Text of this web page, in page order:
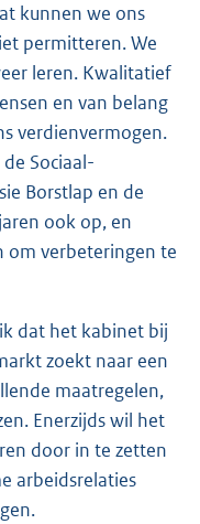
kunnen we ons
permitteren. We
leren. Kwalitatief
en van belang
verdienvermogen.
Sociaal-
Borstlap en de
ook op, en
om verbeteringen te
dat het kabinet bij
zoekt naar een
maatregelen,
Enerzijds wil het
door in te zetten
arbeidsrelaties